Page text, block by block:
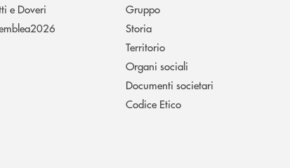
e Doveri
Gruppo
Storia
Territorio
Organi sociali
Documenti societari
Codice Etico